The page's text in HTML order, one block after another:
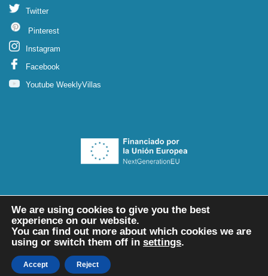
Twitter
Pinterest
Instagram
Facebook
Youtube WeeklyVillas
We are using cookies to give you the best
experience on our website.
You can find out more about which cookies we are
using or switch them off in settings.
Accept Reject